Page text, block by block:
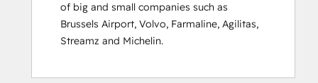
Revenue Operations
Sales Enablement
Sales Management Training: Strategies
Sales Team
of big and small companies such as
Brussels Airport, Volvo, Farmaline, Agilitas,
Streamz and Michelin.